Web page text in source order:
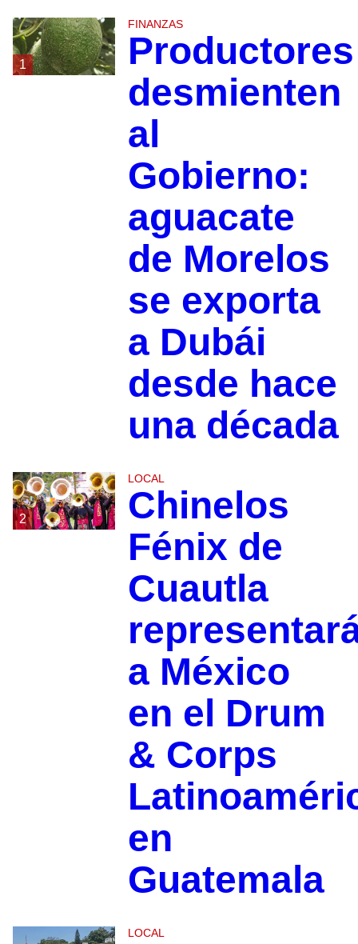
1
FINANZAS
Productores
desmienten
al
Gobierno:
aguacate
de Morelos
se exporta
a Dubái
desde hace
una década
2
LOCAL
Chinelos
Fénix de
Cuautla
a México
en el Drum
& Corps
en
Guatemala
LOCAL